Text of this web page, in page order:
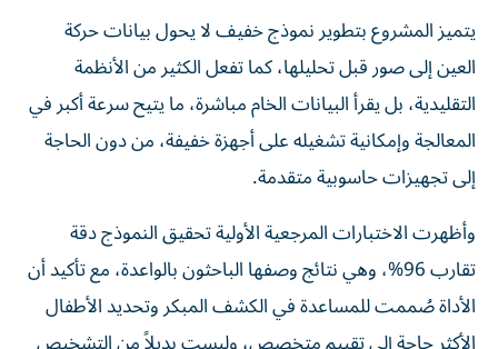
يتميز المشروع بتطوير نموذج خفيف لا يحول بيانات حركة
العين إلى صور قبل تحليلها، كما تفعل الكثير من الأنظمة
التقليدية، بل يقرأ البيانات الخام مباشرة، ما يتيح سرعة أكبر في
المعالجة وإمكانية تشغيله على أجهزة خفيفة، من دون الحاجة
إلى تجهيزات حاسوبية متقدمة.
وأظهرت الاختبارات المرجعية الأولية تحقيق النموذج دقة
تقارب 96%، وهي نتائج وصفها الباحثون بالواعدة، مع تأكيد أن
الأداة صُممت للمساعدة في الكشف المبكر وتحديد الأطفال